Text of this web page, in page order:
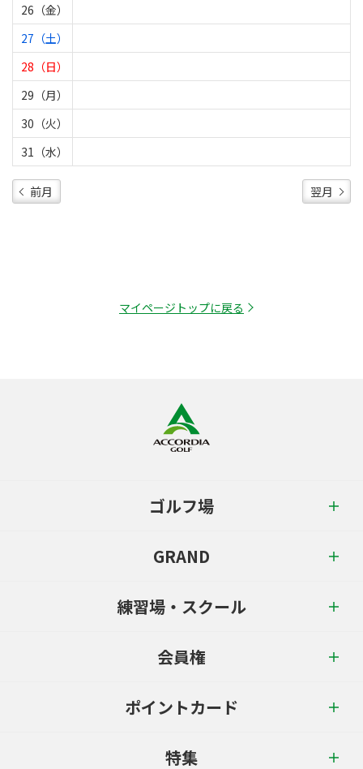
26（金）
27（土）
28（日）
29（月）
30（火）
31（水）
前月 翌月
マイページトップに戻る
ゴルフ場
GRAND
練習場・スクール
会員権
ポイントカード
特集